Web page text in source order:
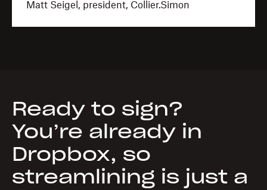
Matt Seigel, president, Collier.Simon
Ready to sign?
You’re already in
Dropbox, so
streamlining is just a